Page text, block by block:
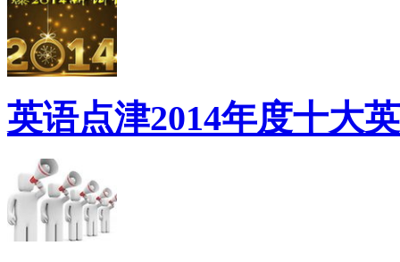
英语点津2014年度十大